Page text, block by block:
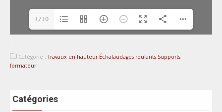
1/10
Catégorie :Travaux en hauteur,Échafaudages roulants,Supports
formateur
Catégories